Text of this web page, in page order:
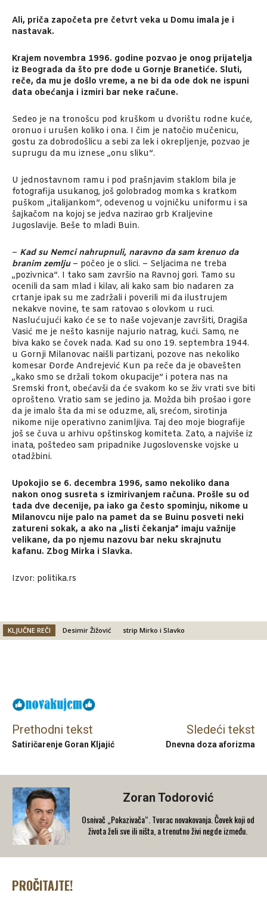
Ali, priča započeta pre četvrt veka u Domu imala je i
nastavak.
Krajem novembra 1996. godine pozvao je onog prijatelja
iz Beograda da što pre dođe u Gornje Branetiće. Sluti,
reče, da mu je došlo vreme, a ne bi da ode dok ne ispuni
data obećanja i izmiri bar neke račune.
Sedeo je na tronošcu pod kruškom u dvorištu rodne kuće,
oronuo i urušen koliko i ona. I čim je natočio mučenicu,
gostu za dobrodošlicu a sebi za lek i okrepljenje, pozvao je
suprugu da mu iznese „onu sliku”.
U jednostavnom ramu i pod prašnjavim staklom bila je
fotografija usukanog, još golobradog momka s kratkom
puškom „italijankom”, odevenog u vojničku uniformu i sa
šajkačom na kojoj se jedva nazirao grb Kraljevine
Jugoslavije. Beše to mladi Buin.
– Kad su Nemci nahrupnuli, naravno da sam krenuo da
branim zemlju– počeo je o slici. – Seljacima ne treba
„pozivnica”. I tako sam završio na Ravnoj gori. Tamo su
ocenili da sam mlad i kilav, ali kako sam bio nadaren za
crtanje ipak su me zadržali i poverili mi da ilustrujem
nekakve novine, te sam ratovao s olovkom u ruci.
Naslućujući kako će se to naše vojevanje završiti, Dragiša
Vasić me je nešto kasnije najurio natrag, kući. Samo, ne
biva kako se čovek nada. Kad su ono 19. septembra 1944.
u Gornji Milanovac naišli partizani, pozove nas nekoliko
komesar Đorđe Andrejević Kun pa reče da je obavešten
„kako smo se držali tokom okupacije” i potera nas na
Sremski front, obećavši da će svakom ko se živ vrati sve biti
oprošteno. Vratio sam se jedino ja. Možda bih prošao i gore
da je imalo šta da mi se oduzme, ali, srećom, sirotinja
nikome nije operativno zanimljiva. Taj deo moje biografije
još se čuva u arhivu opštinskog komiteta. Zato, a najviše iz
inata, poštedeo sam pripadnike Jugoslovenske vojske u
otadžbini.
Upokojio se 6. decembra 1996, samo nekoliko dana
nakon onog susreta s izmirivanjem računa. Prošle su od
tada dve decenije, pa iako ga često spominju, nikome u
Milanovcu nije palo na pamet da se Buinu posveti neki
zatureni sokak, a ako na „listi čekanja” imaju važnije
velikane, da po njemu nazovu bar neku skrajnutu
kafanu. Zbog Mirka i Slavka.
Izvor: politika.rs
KLJUČNE REČI Desimir Žižović strip Mirko i Slavko
Prethodni tekst
Satiričarenje Goran Kljajić
Sledeći tekst
Dnevna doza aforizma
Zoran Todorović
Osnivač „Pokazivača“. Tvorac novakovanja. Čovek koji od
života želi sve ili ništa, a trenutno živi negde između.
PROČITAJTE!